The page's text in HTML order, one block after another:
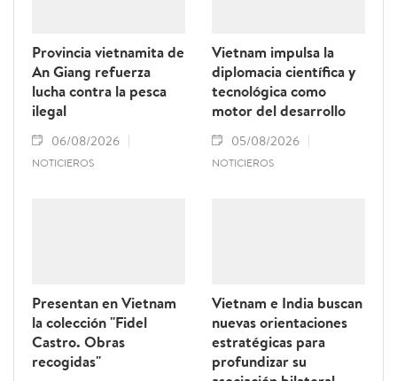
Provincia vietnamita de
An Giang refuerza
lucha contra la pesca
ilegal
06/08/2026
NOTICIEROS
Vietnam impulsa la
diplomacia científica y
tecnológica como
motor del desarrollo
05/08/2026
NOTICIEROS
Presentan en Vietnam
la colección "Fidel
Castro. Obras
recogidas"
Vietnam e India buscan
nuevas orientaciones
estratégicas para
profundizar su